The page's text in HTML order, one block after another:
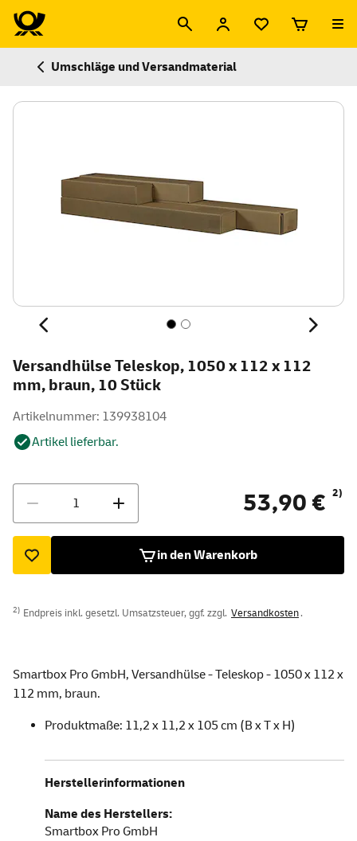
Umschläge und Versandmaterial
Versandhülse Teleskop, 1050 x 112 x 112
mm, braun, 10 Stück
Artikelnummer: 139938104
Artikel lieferbar.
53,90 € 2)
in den Warenkorb
2) Endpreis inkl. gesetzl. Umsatzsteuer, ggf. zzgl. Versandkosten.
Smartbox Pro GmbH, Versandhülse - Teleskop - 1050 x 112 x
112 mm, braun.
Produktmaße: 11,2 x 11,2 x 105 cm (B x T x H)
Herstellerinformationen
Name des Herstellers:
Smartbox Pro GmbH